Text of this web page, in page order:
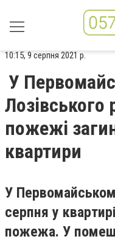
10:15, 9 серпня 2021 р.
У
Лозівського
пожежі
квартири
У
серпня у
пожежа. У